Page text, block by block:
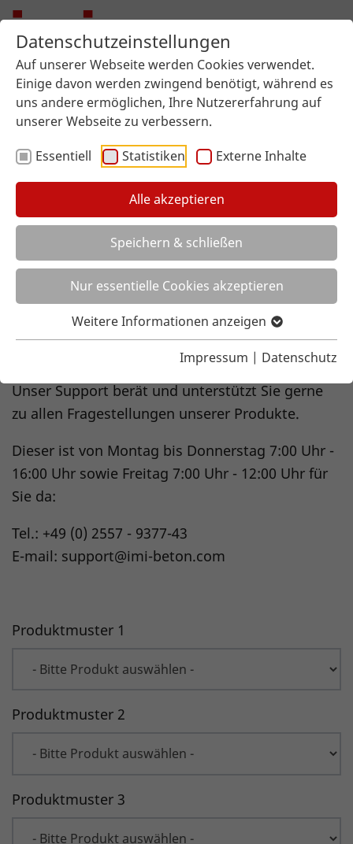
Datenschutzeinstellungen
Auf unserer Webseite werden Cookies verwendet.
Einige davon werden zwingend benötigt, während es
uns andere ermöglichen, Ihre Nutzererfahrung auf
unserer Webseite zu verbessern.
Essentiell
Statistiken Externe Inhalte
Alle akzeptieren
Speichern & schließen
Nur essentielle Cookies akzeptieren
Weitere Informationen anzeigen
Impressum | Datenschutz
Sie sind hier: imi surface design Service Musteranforderung
MUSTERANFORDERUNG
Oberflächen zum Anfassen:
Bestellen Sie unsere Muster bequem und einfach
über unser Musteranforderungsformular.
Unser Support berät und unterstützt Sie gerne
zu allen Fragestellungen unserer Produkte.
Dieser ist von Montag bis Donnerstag 7:00 Uhr -
16:00 Uhr sowie Freitag 7:00 Uhr - 12:00 Uhr für
Sie da:
Tel.: +49 (0) 2557 - 9377-43
E-mail: support@imi-beton.com
Produktmuster 1
Produktmuster 2
Produktmuster 3